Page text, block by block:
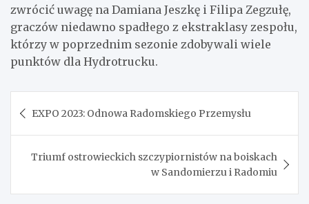
zwrócić uwagę na Damiana Jeszkę i Filipa Zegzułę,
graczów niedawno spadłego z ekstraklasy zespołu,
którzy w poprzednim sezonie zdobywali wiele
punktów dla Hydrotrucku.
wpisu
EXPO 2023: Odnowa Radomskiego Przemysłu
Triumf ostrowieckich szczypiornistów na boiskach
w Sandomierzu i Radomiu